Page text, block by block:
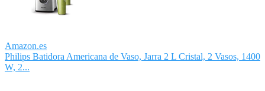
Amazon.es
Philips Batidora Americana de Vaso, Jarra 2 L Cristal, 2 Vasos, 1400
W, 2...